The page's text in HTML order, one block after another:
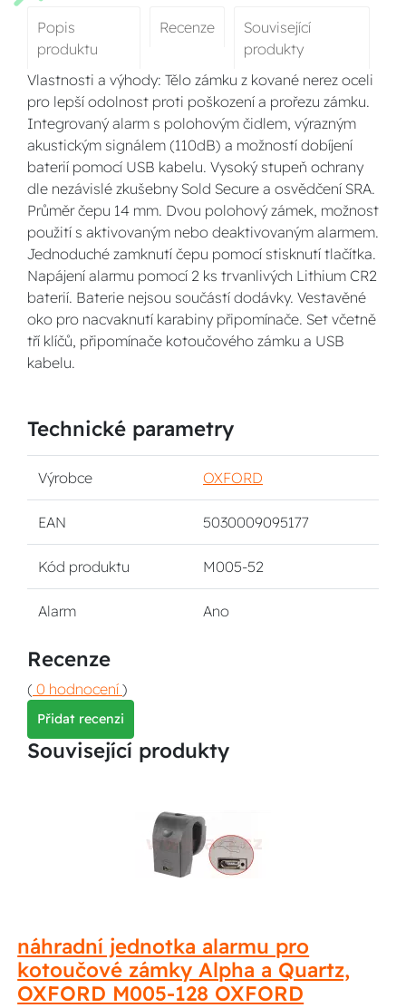
Popis
produktu
Recenze
Související
produkty
Vlastnosti a výhody: Tělo zámku z kované nerez oceli
pro lepší odolnost proti poškození a prořezu zámku.
Integrovaný alarm s polohovým čidlem, výrazným
akustickým signálem (110dB) a možností dobíjení
baterií pomocí USB kabelu. Vysoký stupeň ochrany
dle nezávislé zkušebny Sold Secure a osvědčení SRA.
Průměr čepu 14 mm. Dvou polohový zámek, možnost
použití s aktivovaným nebo deaktivovaným alarmem.
Jednoduché zamknutí čepu pomocí stisknutí tlačítka.
Napájení alarmu pomocí 2 ks trvanlivých Lithium CR2
baterií. Baterie nejsou součástí dodávky. Vestavěné
oko pro nacvaknutí karabiny připomínače. Set včetně
tří klíčů, připomínače kotoučového zámku a USB
kabelu.
Technické parametry
Výrobce OXFORD
EAN 5030009095177
Kód produktu M005-52
Alarm Ano
Recenze
( 0 hodnocení )
Přidat recenzi
Související produkty
náhradní jednotka alarmu pro
kotoučové zámky Alpha a Quartz,
OXFORD M005-128 OXFORD